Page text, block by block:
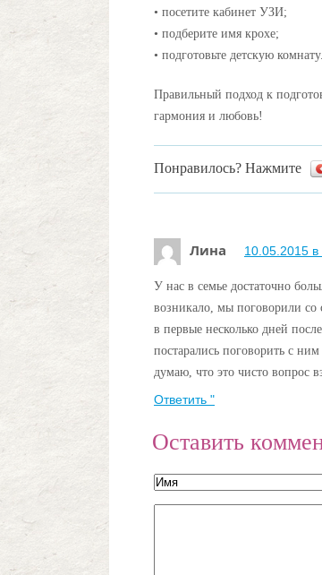
• посетите кабинет УЗИ;
• подберите имя крохе;
• подготовьте детскую комнату.
Правильный подход к
гармония и любовь!
Понравилось? Нажмите
Лина 10.05.2015 в
У нас в семье достаточно
возникало, мы поговорили со
в первые несколько дней
постарались поговорить с
думаю, что это чисто вопрос
Ответить "
Оставить